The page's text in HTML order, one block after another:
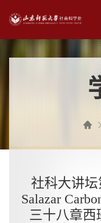
社科大讲坛
Salazar
三十八章西